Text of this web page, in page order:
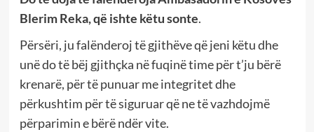
Blerim Reka, që ishte këtu sonte.
Përsëri, ju falënderoj të gjithëve që jeni këtu dhe
unë do të bëj gjithçka në fuqinë time për t’ju bërë
krenarë, për të punuar me integritet dhe
përkushtim për të siguruar që ne të vazhdojmë
përparimin e bërë ndër vite.